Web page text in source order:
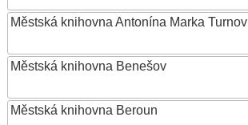
Městská knihovna Antonína Marka Turnov
Městská knihovna Benešov
Městská knihovna Beroun